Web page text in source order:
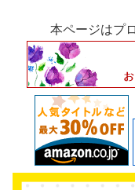
本ページはプ